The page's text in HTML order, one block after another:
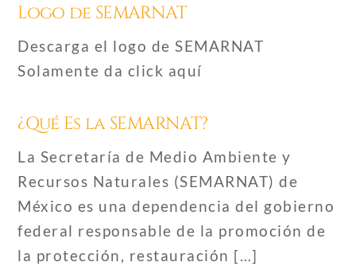
Logo de SEMARNAT
Descarga el logo de SEMARNAT
Solamente da click aquí
¿Qué Es la SEMARNAT?
La Secretaría de Medio Ambiente y
Recursos Naturales (SEMARNAT) de
México es una dependencia del gobierno
federal responsable de la promoción de
la protección, restauración […]